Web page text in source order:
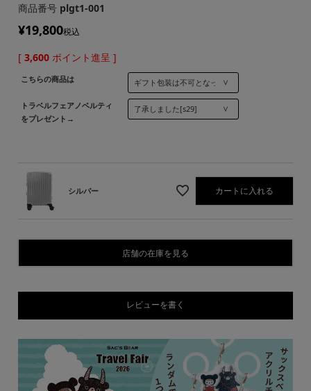
商品番号 plgt1-001
¥19,800税込
[ 3,600 ポイント進呈 ]
こちらの商品は
トラベルフェアノベルティ
をプレゼント→
シルバー カートに入れる
店舗の在庫を見る
レビューを書く